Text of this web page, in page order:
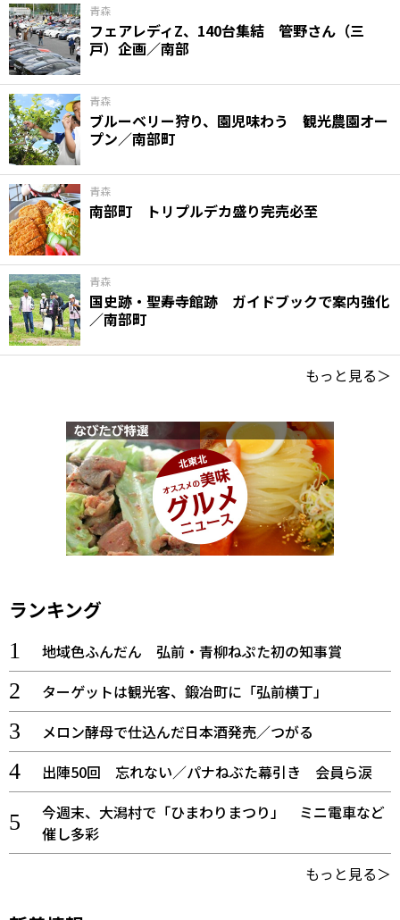
青森
フェアレディZ、140台集結 管野さん（三
戸）企画／南部
青森
ブルーベリー狩り、園児味わう 観光農園オー
プン／南部町
青森
南部町 トリプルデカ盛り完売必至
青森
国史跡・聖寿寺館跡 ガイドブックで案内強化
／南部町
もっと見る＞
ランキング
地域色ふんだん 弘前・青柳ねぷた初の知事賞
ターゲットは観光客、鍛冶町に「弘前横丁」
メロン酵母で仕込んだ日本酒発売／つがる
出陣50回 忘れない／パナねぶた幕引き 会員ら涙
今週末、大潟村で「ひまわりまつり」 ミニ電車など
催し多彩
もっと見る＞